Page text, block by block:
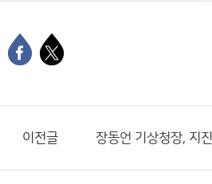
이전글 장동언 기상청장, 지